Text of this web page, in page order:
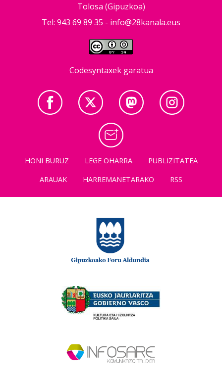
Tolosa (Gipuzkoa)
Tel: 943 69 89 35 - info@28kanala.eus
Codesyntaxek garatua
HONI BURUZ LEGE OHARRA
PUBLIZITATEA
ARAUAK
HARREMANETARAKO RSS